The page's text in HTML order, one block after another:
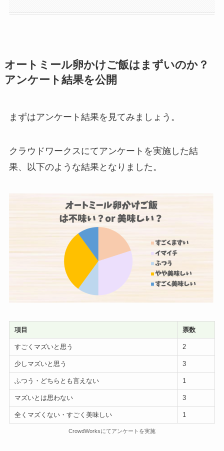
オートミール卵かけご飯はまずいのか？
アンケート結果を公開
まずはアンケート結果を見てみましょう。
クラウドワークスにてアンケートを実施した結
果、以下のような結果となりました。
項目 票数
すごくマズいと思う 2
少しマズいと思う 3
ふつう・どちらとも言えない 1
マズいとは思わない 3
全くマズくない・すごく美味しい 1
CrowdWorksにてアンケートを実施